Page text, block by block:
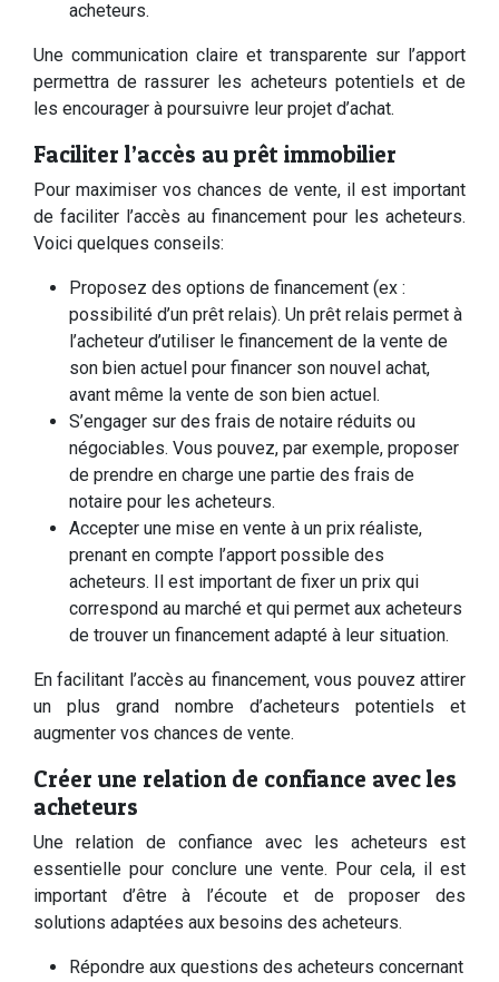
acheteurs.
Une communication claire et transparente sur l’apport
permettra de rassurer les acheteurs potentiels et de
les encourager à poursuivre leur projet d’achat.
Faciliter l’accès au prêt immobilier
Pour maximiser vos chances de vente, il est important
de faciliter l’accès au financement pour les acheteurs.
Voici quelques conseils:
Proposez des options de financement (ex :
possibilité d’un prêt relais). Un prêt relais permet à
l’acheteur d’utiliser le financement de la vente de
son bien actuel pour financer son nouvel achat,
avant même la vente de son bien actuel.
S’engager sur des frais de notaire réduits ou
négociables. Vous pouvez, par exemple, proposer
de prendre en charge une partie des frais de
notaire pour les acheteurs.
Accepter une mise en vente à un prix réaliste,
prenant en compte l’apport possible des
acheteurs. Il est important de fixer un prix qui
correspond au marché et qui permet aux acheteurs
de trouver un financement adapté à leur situation.
En facilitant l’accès au financement, vous pouvez attirer
un plus grand nombre d’acheteurs potentiels et
augmenter vos chances de vente.
Créer une relation de confiance avec les
acheteurs
Une relation de confiance avec les acheteurs est
essentielle pour conclure une vente. Pour cela, il est
important d’être à l’écoute et de proposer des
solutions adaptées aux besoins des acheteurs.
Répondre aux questions des acheteurs concernant